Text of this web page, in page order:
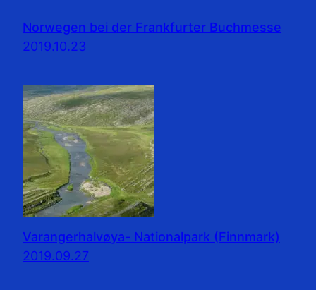
Norwegen bei der Frankfurter Buchmesse
2019.10.23
Varangerhalvøya- Nationalpark (Finnmark)
2019.09.27